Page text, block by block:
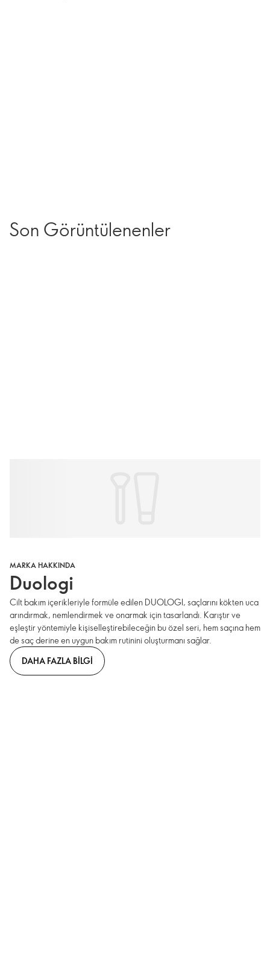
Son Görüntülenenler
MARKA HAKKINDA
Duologi
Cilt bakım içerikleriyle formüle edilen DUOLOGI, saçlarını kökten uca
arındırmak, nemlendirmek ve onarmak için tasarlandı. Karıştır ve
eşleştir yöntemiyle kişiselleştirebileceğin bu özel seri, hem saçına hem
de saç derine en uygun bakım rutinini oluşturmanı sağlar.
DAHA FAZLA BILGI